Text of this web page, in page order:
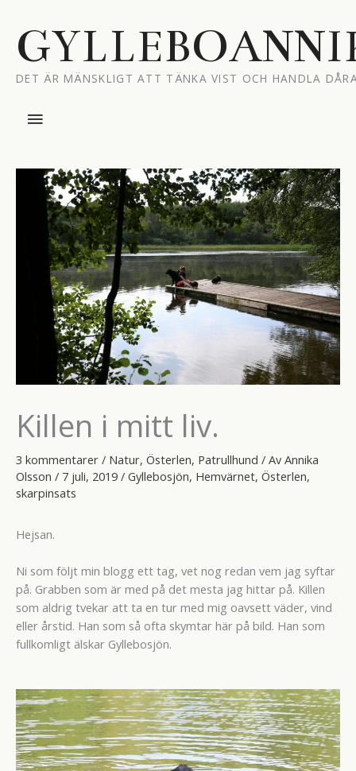
innehåll
DET ÄR MÄNSKLIGT ATT TÄNKA VIST OCH HANDLA
Huvudmeny
Killen i mitt liv.
3 kommentarer / Natur, Österlen, Patrullhund / Av Annika
Olsson / 7 juli, 2019 / Gyllebosjön, Hemvärnet, Österlen,
skarpinsats
Hejsan.
Ni som följt min blogg ett tag, vet nog redan vem jag syftar
på. Grabben som är med på det mesta jag hittar på. Killen
som aldrig tvekar att ta en tur med mig oavsett väder, vind
eller årstid. Han som så ofta skymtar här på bild. Han som
fullkomligt älskar Gyllebosjön.